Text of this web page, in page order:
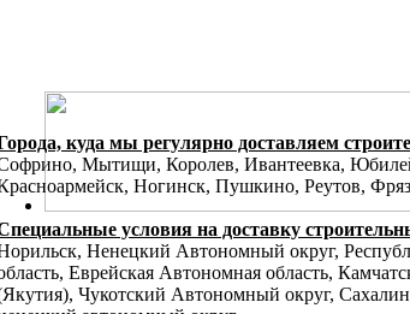
куда мы регулярно доставляем
Мытищи, Королев, Ивантеевка,
Ногинск, Пушкино, Реутов,
условия на доставку
Ненецкий Автономный округ,
Еврейская Автономная область,
Чукотский Автономный округ,